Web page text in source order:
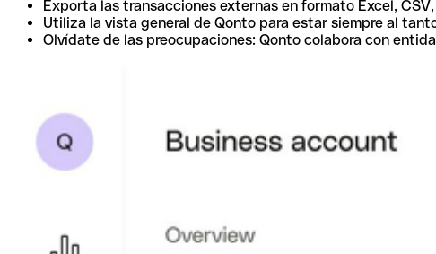
Exporta las transacciones externas en formato Excel, CSV,
Utiliza la vista general de Qonto para estar siempre al
Olvídate de las preocupaciones: Qonto colabora con